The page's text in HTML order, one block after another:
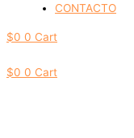
CONTACTO
$0 0 Cart
$0 0 Cart